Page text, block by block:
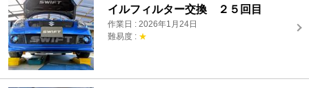
イルフィルター交換 ２５回目
作業日 : 2026年1月24日
難易度 : ★